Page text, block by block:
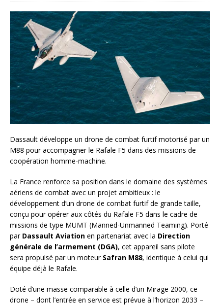
Dassault développe un drone de combat furtif motorisé par un
M88 pour accompagner le Rafale F5 dans des missions de
coopération homme-machine.
La France renforce sa position dans le domaine des systèmes
aériens de combat avec un projet ambitieux : le
développement d’un drone de combat furtif de grande taille,
conçu pour opérer aux côtés du Rafale F5 dans le cadre de
missions de type MUMT (Manned-Unmanned Teaming). Porté
par Dassault Aviation en partenariat avec la Direction
générale de l’armement (DGA), cet appareil sans pilote
sera propulsé par un moteur Safran M88, identique à celui qui
équipe déjà le Rafale.
Doté d’une masse comparable à celle d’un Mirage 2000, ce
drone – dont l’entrée en service est prévue à l’horizon 2033 –